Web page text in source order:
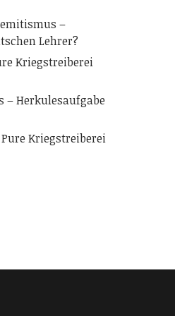
–
Lehrer?
Kriegstreiberei
Herkulesaufgabe
Kriegstreiberei